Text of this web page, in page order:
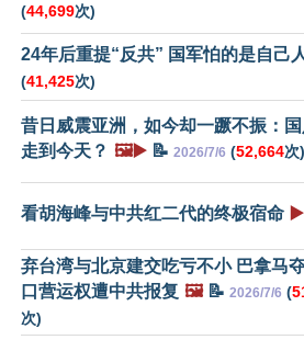
(44,699次)
24年后重提“反共” 国军怕的是自己
(41,425次)
昔日威震亚洲，如今却一蹶不振：
走到今天？ 🖼️▶️ 📝 2026/7/6 (52,664次)
看胡海峰与中共红二代的终极宿命 ▶️
弃台湾与北京建交吃亏不小 巴拿马
口营运权遭中共报复 🖼️📝 2026/7/6 (
次)